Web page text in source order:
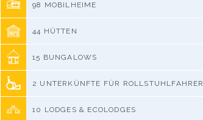
98 MOBILHEIME
44 HÜTTEN
15 BUNGALOWS
2 UNTERKÜNFTE FÜR ROLLSTUHLFAHRER
10 LODGES & ECOLODGES